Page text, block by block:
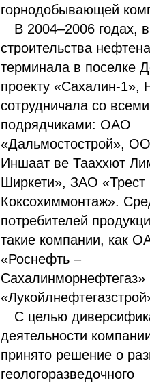
горнодобывающей
В 2004–2006 годах,
строительства
терминала в поселке
проекту «Сахалин-1»,
сотрудничала со всеми
подрядчиками: ОАО
«Дальмостострой»,
Иншаат ве Тааххют
Ширкети», ЗАО «Трест
Коксохиммонтаж».
потребителей
такие компании, как
«Роснефть –
С целью
деятельности
принято решение о
геологоразведочного